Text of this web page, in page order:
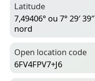
Latitude
7,49406° ou 7° 29′ 39″
nord
Open location code
6FV4FPV7+J6